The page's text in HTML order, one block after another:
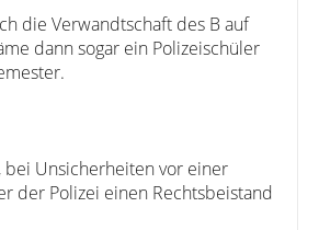
die Verwandtschaft des B auf
dann sogar ein Polizeischüler
bei Unsicherheiten vor einer
der Polizei einen Rechtsbeistand